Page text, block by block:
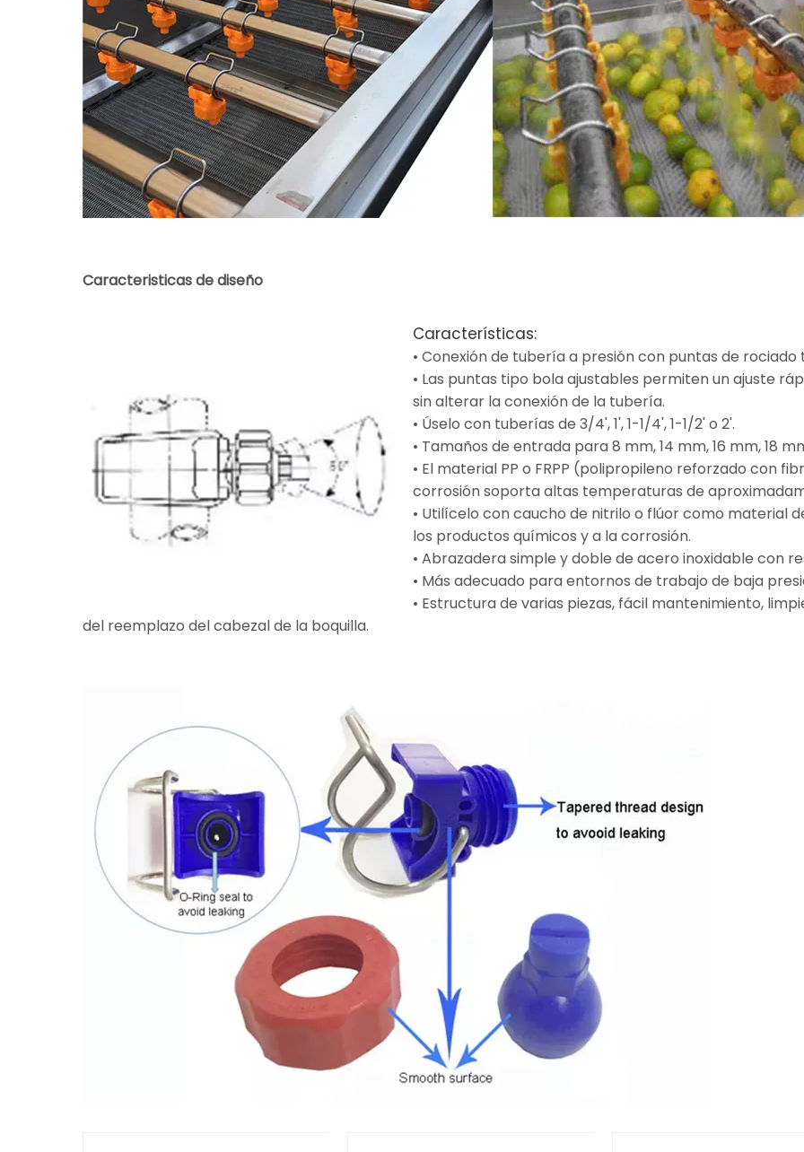
Caracteristicas de diseño
Características:
• Conexión de tubería a presión con puntas de
• Las puntas tipo bola ajustables permiten un ajuste
sin alterar la conexión de la tubería.
• Úselo con tuberías de 3/4', 1', 1-1/4', 1-1/2' o 2'.
• Tamaños de entrada para 8 mm, 14 mm, 16 mm, 18
• El material PP o FRPP (polipropileno reforzado con
corrosión soporta altas temperaturas de
• Utilícelo con caucho de nitrilo o flúor como material
los productos químicos y a la corrosión.
• Abrazadera simple y doble de acero inoxidable con
• Más adecuado para entornos de trabajo de baja
• Estructura de varias piezas, fácil mantenimiento,
del reemplazo del cabezal de la boquilla.